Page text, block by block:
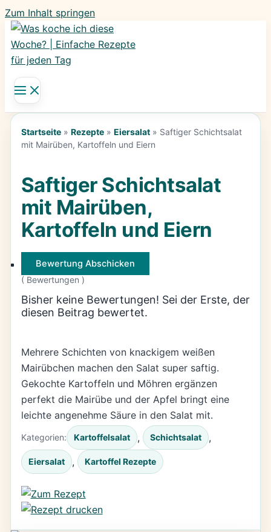
Zum Inhalt springen
Startseite» Rezepte» Eiersalat» Saftiger Schichtsalat
mit Mairüben, Kartoffeln und Eiern
Saftiger Schichtsalat
mit Mairüben,
Kartoffeln und Eiern
Bewertung Abschicken
( Bewertungen )
Bisher keine Bewertungen! Sei der Erste, der
diesen Beitrag bewertet.
Mehrere Schichten von knackigem weißen
Mairübchen machen den Salat super saftig.
Gekochte Kartoffeln und Möhren ergänzen
perfekt die Mairübe und der Apfel bringt eine
leichte angenehme Säure in den Salat mit.
Kategorien: Kartoffelsalat , Schichtsalat ,
Eiersalat , Kartoffel Rezepte